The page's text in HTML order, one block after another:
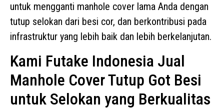
untuk mengganti manhole cover lama Anda dengan
tutup selokan dari besi cor, dan berkontribusi pada
infrastruktur yang lebih baik dan lebih berkelanjutan.
Kami Futake Indonesia Jual
Manhole Cover Tutup Got Besi
untuk Selokan yang Berkualitas